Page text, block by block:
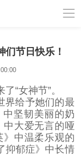
节日快乐！
“女神节”。
给予她们的最
坚韧美丽的奶
中大爱无言的哑
》中温柔乐观的
抑郁症》中长情